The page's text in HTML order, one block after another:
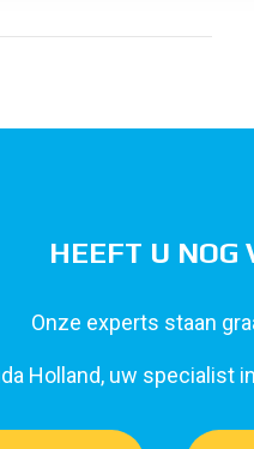
HEEFT U NOG
Onze experts staan
Holland, uw specialist